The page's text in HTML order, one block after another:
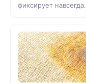
фиксирует навсегда.